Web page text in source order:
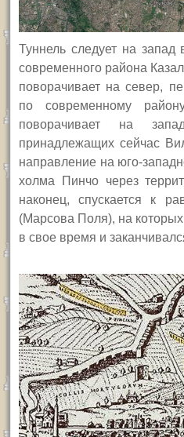
Туннель следует на запад
современного района
поворачивает на север,
по современному
поворачивает на
принадлежащих сейчас
направление на юго-
холма Пинчо через
наконец, спускается к
(Марсова Поля), на
в свое время и